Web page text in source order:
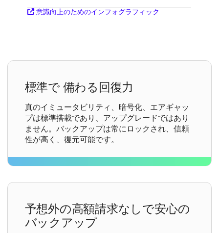
意識向上のためのインフォグラフィック
標準で備わる回復力
真のイミュータビリティ、暗号化、エアギャッ
プは標準搭載であり、アップグレードではあり
ません。バックアップは常にロックされ、信頼
性が高く、復元可能です。
予想外の高額請求なしで安心の
バックアップ